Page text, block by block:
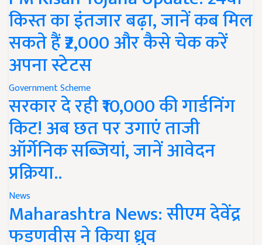
किस्त का इंतजार बढ़ा, जानें कब मिल
सकते हैं ₹2,000 और कैसे चेक करें
अपना स्टेटस
Government Scheme
सरकार दे रही ₹10,000 की गार्डनिंग
किट! अब छत पर उगाएं ताजी
ऑर्गेनिक सब्जियां, जानें आवेदन
प्रक्रिया..
News
Maharashtra News: सीएम देवेंद्र
फडणवीस ने किया ध्रुव